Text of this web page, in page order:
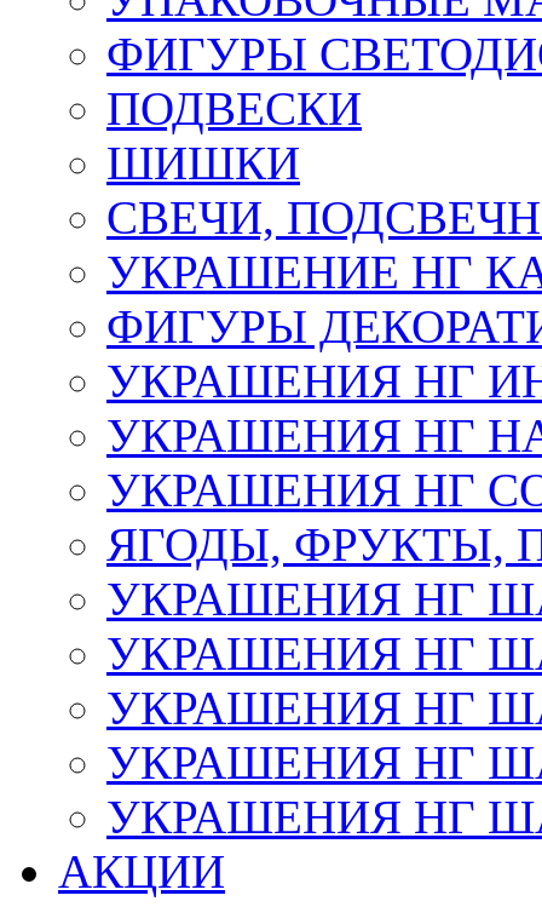
ФИГУРЫ
ПОДВЕСКИ
ШИШКИ
СВЕЧИ,
УКРАШЕНИЕ НГ
ФИГУРЫ
УКРАШЕНИЯ НГ
УКРАШЕНИЯ НГ
УКРАШЕНИЯ НГ
ЯГОДЫ, ФРУКТЫ,
УКРАШЕНИЯ НГ
УКРАШЕНИЯ НГ
УКРАШЕНИЯ НГ
УКРАШЕНИЯ НГ
УКРАШЕНИЯ НГ
АКЦИИ